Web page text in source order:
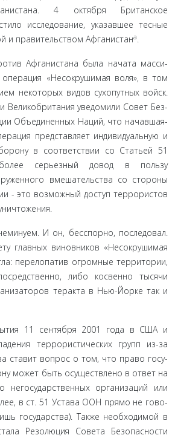
4 октября Британское
исследование, указавшее тесные
и правительством Афганистана.
Афганистана была начата масси­
«Несокрушимая воля», в том
некоторых видов сухопутных войск.
Великобритания уведомили Совет Без­
Объединенных Наций, что начавшая­
представляет индивидуальную и
в соответствии со Статьей 51
серьезный довод в пользу
вмешательства со стороны
- это возможный доступ террористов
И он, бесспорно, последо­вал.
главных виновников «Несокруши­мая
перелопатив огромные террито­рии,
либо косвенно тысячи
теракта в Нью-Йорке так и
11 сентября 2001 года в США и
террористических групп из-за
ставит вопрос о том, что право госу­
может быть осуществлено в ответ на
негосударственных организаций или
в ст. 51 Устава ООН прямо не гово­
государства). Также необходимой в
Резолюция Совета Безопасности